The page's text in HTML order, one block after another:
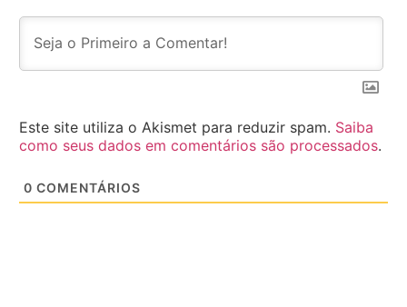
Este site utiliza o Akismet para reduzir spam. Saiba
como seus dados em comentários são processados.
0 COMENTÁRIOS